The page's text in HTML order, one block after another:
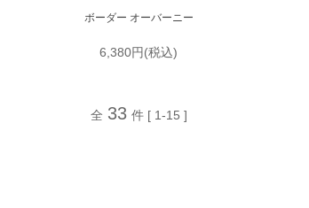
ボーダー オーバーニー
6,380円(税込)
全 33 件 [ 1-15 ]